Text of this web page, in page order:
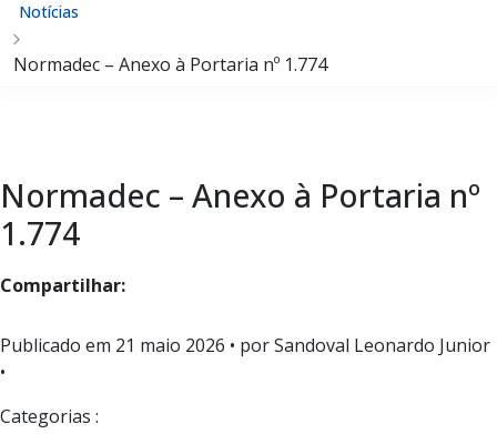
Notícias
Normadec – Anexo à Portaria nº 1.774
Normadec – Anexo à Portaria nº
1.774
Compartilhar:
Publicado em 21 maio 2026 • por Sandoval Leonardo Junior
•
Categorias :